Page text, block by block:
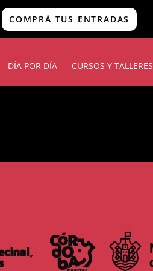
COMPRÁ TUS ENTRADAS
DÍA POR DÍA CURSOS Y TALLERES